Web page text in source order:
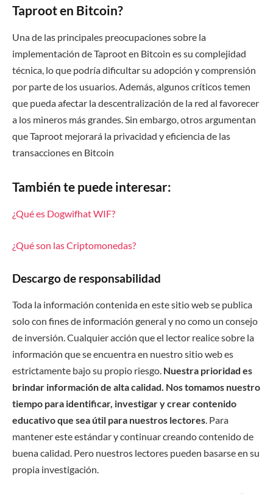
Taproot en Bitcoin?
Una de las principales preocupaciones sobre la
implementación de Taproot en Bitcoin es su complejidad
técnica, lo que podría dificultar su adopción y comprensión
por parte de los usuarios. Además, algunos críticos temen
que pueda afectar la descentralización de la red al favorecer
a los mineros más grandes. Sin embargo, otros argumentan
que Taproot mejorará la privacidad y eficiencia de las
transacciones en Bitcoin
También te puede interesar:
¿Qué es Dogwifhat WIF?
¿Qué son las Criptomonedas?
Descargo de responsabilidad
Toda la información contenida en este sitio web se publica
solo con fines de información general y no como un consejo
de inversión. Cualquier acción que el lector realice sobre la
información que se encuentra en nuestro sitio web es
estrictamente bajo su propio riesgo. Nuestra prioridad es
brindar información de alta calidad. Nos tomamos nuestro
tiempo para identificar, investigar y crear contenido
educativo que sea útil para nuestros lectores . Para
mantener este estándar y continuar creando contenido de
buena calidad. Pero nuestros lectores pueden basarse en su
propia investigación.